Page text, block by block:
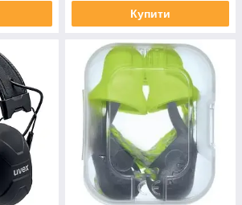
Купити